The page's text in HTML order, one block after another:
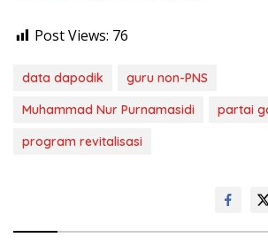
Post Views: 76
data dapodik
guru non-PNS
Muhammad Nur Purnamasidi
partai
program revitalisasi